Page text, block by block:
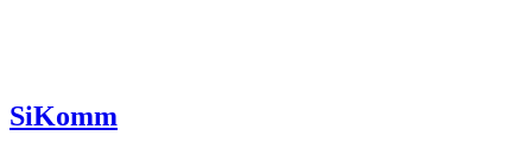
SiKomm